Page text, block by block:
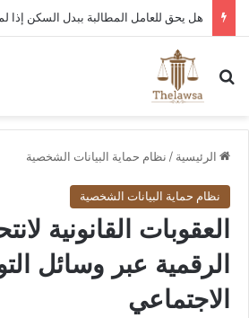
كم مدة قبول أو رفض عقد العمل
بحث عن
الرئيسية / نظام حماية البيانات الشخصية
نظام حماية البيانات الشخصية
العقوبات القانونية
الرقمية عبر وسائل
الاجتماعي